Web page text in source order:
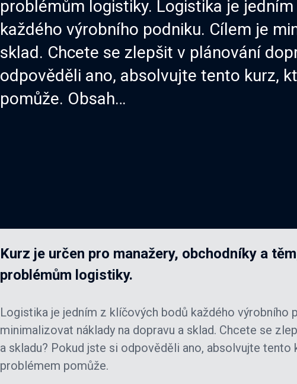
problémům logistiky. Logistika je
každého výrobního podniku. Cílem je
sklad. Chcete se zlepšit v plánování
odpověděli ano, absolvujte tento kurz,
pomůže. Obsah…
Kurz je určen pro manažery, obchodníky a
problémům logistiky.
Logistika je jedním z klíčových bodů každého výrobního
minimalizovat náklady na dopravu a sklad. Chcete se
a skladu? Pokud jste si odpověděli ano, absolvujte
problémem pomůže.